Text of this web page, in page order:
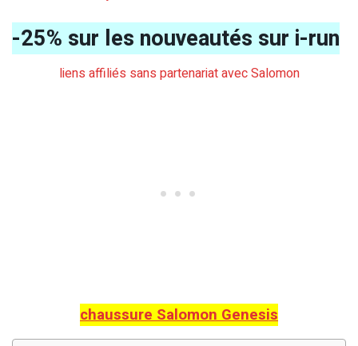
-25% sur les nouveautés sur i-run
liens affiliés sans partenariat avec Salomon
chaussure Salomon Genesis